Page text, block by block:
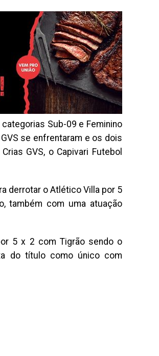
Sub-09 e Feminino
se enfrentaram e os dois
GVS, o Capivari Futebol
derrotar o Atlético Villa por 5
também com uma atuação
5 x 2 com Tigrão sendo o
do título como único com